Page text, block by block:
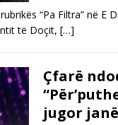
“Pa Filtra” në E
të Doçit, […]
Çfarë
jugor